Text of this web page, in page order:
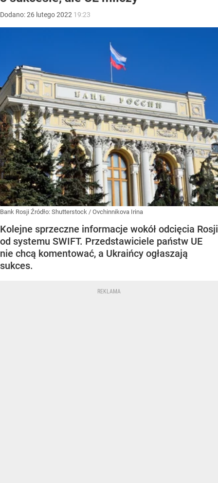
Dodano:26 lutego2022 19:23
Bank Rosji Źródło: Shutterstock / Ovchinnikova Irina
Kolejne sprzeczne informacje wokół odcięcia Rosji
od systemu SWIFT. Przedstawiciele państw UE
nie chcą komentować, a Ukraińcy ogłaszają
sukces.